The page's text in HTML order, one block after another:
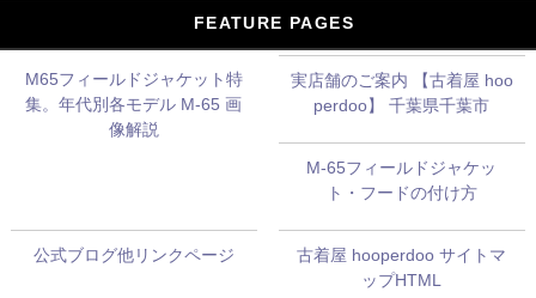
FEATURE PAGES
M65フィールドジャケット特
集。年代別各モデル M-65 画
像解説
実店舗のご案内 【古着屋 hoo
perdoo】 千葉県千葉市
M-65フィールドジャケッ
ト・フードの付け方
公式ブログ他リンクページ
古着屋 hooperdoo サイトマ
ップHTML